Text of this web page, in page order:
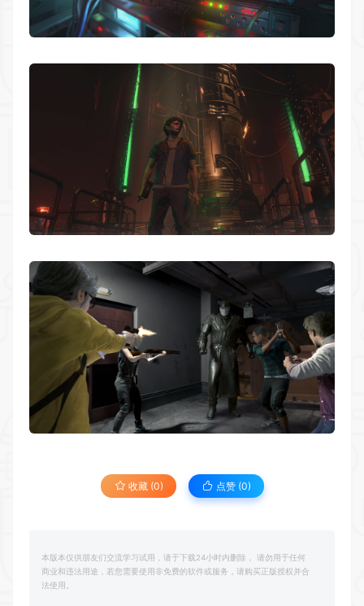
收藏 (0) 点赞 (0)
本版本仅供朋友们交流学习试用，请于下载24小时内删除， 请勿用于任何
商业和违法用途，若您需要使用非免费的软件或服务，请购买正版授权并合
法使用。